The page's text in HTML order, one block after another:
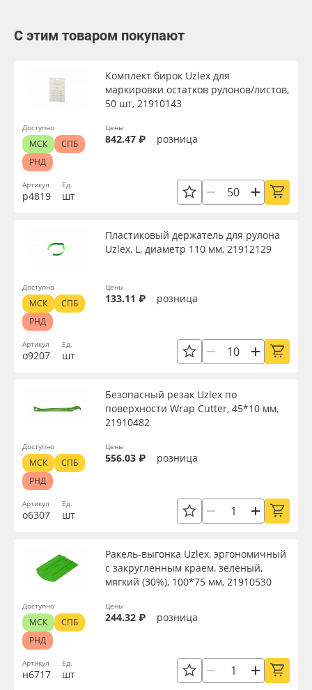
С этим товаром покупают
Артикул
р4819
Комплект бирок Uzlex для
маркировки остатков рулонов/листов,
50 шт, 21910143
Ед.
шт
Цены
842.47 ₽ розница
Доступно
МСК
СПБ
РНД
Артикул
о9207
Пластиковый держатель для рулона
Uzlex, L, диаметр 110 мм, 21912129
Ед.
шт
Цены
133.11 ₽ розница
Доступно
МСК
СПБ
РНД
Артикул
о6307
Безопасный резак Uzlex по
поверхности Wrap Cutter, 45*10 мм,
21910482
Ед.
шт
Цены
556.03 ₽ розница
Доступно
МСК
СПБ
РНД
Артикул
н6717
Ракель-выгонка Uzlex, эргономичный
с закруглённым краем, зелёный,
мягкий (30%), 100*75 мм, 21910530
Ед.
шт
Цены
244.32 ₽ розница
Доступно
МСК
СПБ
РНД